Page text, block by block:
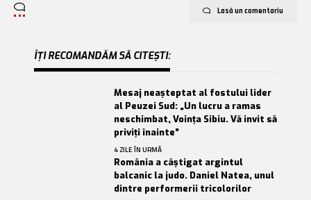
Lasă un comentariu
ÎȚI RECOMANDĂM SĂ CITEȘTI:
Mesaj neașteptat al fostului lider
al Peuzei Sud: „Un lucru a ramas
neschimbat, Voința Sibiu. Vă invit să
priviți înainte”
4 ZILE ÎN URMĂ
România a câștigat argintul
balcanic la judo. Daniel Natea, unul
dintre performerii tricolorilor